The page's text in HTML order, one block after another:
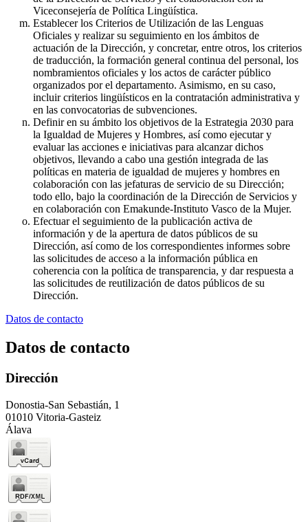
Viceconsejería de Política Lingüística.
Establecer los Criterios de Utilización de las Lenguas
Oficiales y realizar su seguimiento en los ámbitos de
actuación de la Dirección, y concretar, entre otros, los criterios
de traducción, la formación general continua del personal, los
nombramientos oficiales y los actos de carácter público
organizados por el departamento. Asimismo, en su caso,
incluir criterios lingüísticos en la contratación administrativa y
en las convocatorias de subvenciones.
Definir en su ámbito los objetivos de la Estrategia 2030 para
la Igualdad de Mujeres y Hombres, así como ejecutar y
evaluar las acciones e iniciativas para alcanzar dichos
objetivos, llevando a cabo una gestión integrada de las
políticas en materia de igualdad de mujeres y hombres en
colaboración con las jefaturas de servicio de su Dirección;
todo ello, bajo la coordinación de la Dirección de Servicios y
en colaboración con Emakunde-Instituto Vasco de la Mujer.
Efectuar el seguimiento de la publicación activa de
información y de la apertura de datos públicos de su
Dirección, así como de los correspondientes informes sobre
las solicitudes de acceso a la información pública en
coherencia con la política de transparencia, y dar respuesta a
las solicitudes de reutilización de datos públicos de su
Dirección.
Datos de contacto
Datos de contacto
Dirección
Donostia-San Sebastián, 1
01010 Vitoria-Gasteiz
Álava